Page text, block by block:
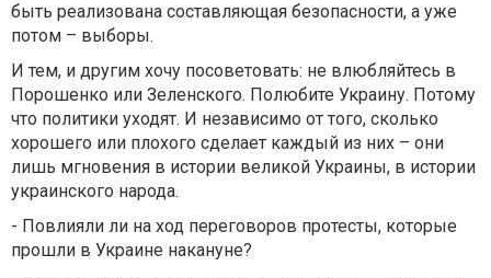
быть реализована составляющая безопасности, а уже
потом – выборы.
И тем, и другим хочу посоветовать: не влюбляйтесь в
Порошенко или Зеленского. Полюбите Украину. Потому
что политики уходят. И независимо от того, сколько
хорошего или плохого сделает каждый из них – они
лишь мгновения в истории великой Украины, в истории
украинского народа.
- Повлияли ли на ход переговоров протесты, которые
прошли в Украине накануне?